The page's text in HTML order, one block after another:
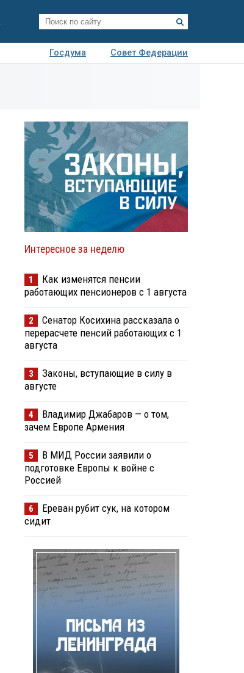
Госдума
Совет Федерации
Интересное за неделю
1
Как изменятся пенсии
работающих пенсионеров с 1 августа
2
Сенатор Косихина рассказала о
перерасчете пенсий работающих с 1
августа
3
Законы, вступающие в силу в
августе
4
Владимир Джабаров — о том,
зачем Европе Армения
5
В МИД России заявили о
подготовке Европы к войне с
Россией
6
Ереван рубит сук, на котором
сидит